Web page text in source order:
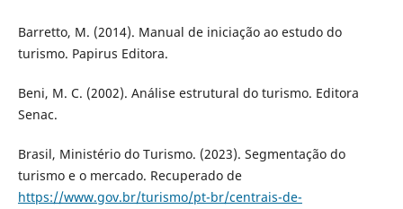
Barretto, M. (2014). Manual de iniciação ao estudo do
turismo. Papirus Editora.
Beni, M. C. (2002). Análise estrutural do turismo. Editora
Senac.
Brasil, Ministério do Turismo. (2023). Segmentação do
turismo e o mercado. Recuperado de
https://www.gov.br/turismo/pt-br/centrais-de-